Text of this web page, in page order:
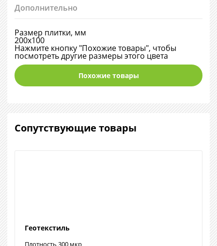
Дополнительно
Размер плитки, мм
200х100
Нажмите кнопку "Похожие товары", чтобы
посмотреть другие размеры этого цвета
Похожие товары
Сопутствующие товары
Геотекстиль
Плотность 300 мкр